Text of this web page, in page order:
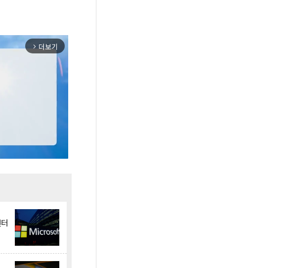
arrow_forward_ios 더보기